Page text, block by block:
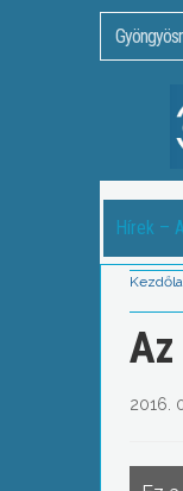
Hírek –
2016.